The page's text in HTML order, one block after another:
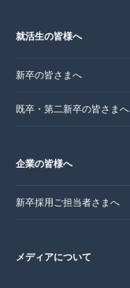
就活生の皆様へ
新卒の皆さまへ
既卒・第二新卒の皆さまへ
企業の皆様へ
新卒採用ご担当者さまへ
メディアについて